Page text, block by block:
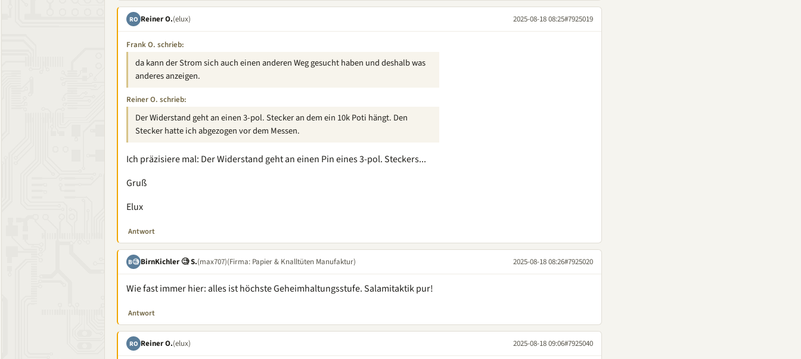
RO Reiner O.(elux) 2025-08-18 08:25#7925019
Frank O. schrieb:
da kann der Strom sich auch einen anderen Weg gesucht haben und deshalb was
anderes anzeigen.
Reiner O. schrieb:
Der Widerstand geht an einen 3-pol. Stecker an dem ein 10k Poti hängt. Den
Stecker hatte ich abgezogen vor dem Messen.
Ich präzisiere mal: Der Widerstand geht an einen Pin eines 3-pol. Steckers...
Gruß
Elux
Antwort
B🧐 BirnKichler 🧐 S.(max707)(Firma: Papier & Knalltüten Manufaktur) 2025-08-18 08:26#7925020
Wie fast immer hier: alles ist höchste Geheimhaltungsstufe. Salamitaktik pur!
Antwort
RO Reiner O.(elux) 2025-08-18 09:06#7925040